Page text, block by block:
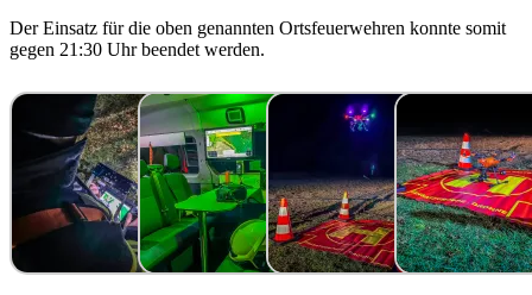
Der Einsatz für die oben genannten Ortsfeuerwehren konnte somit
gegen 21:30 Uhr beendet werden.